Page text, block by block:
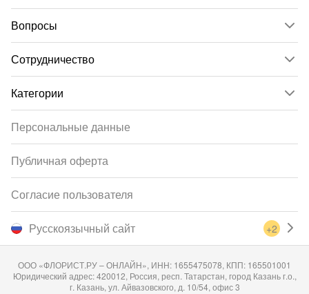
Вопросы
Сотрудничество
Категории
Русскоязычный сайт +2
Персональные данные
Публичная оферта
Согласие пользователя
ООО «ФЛОРИСТ.РУ – ОНЛАЙН», ИНН: 1655475078, КПП: 165501001
Юридический адрес: 420012, Россия, респ. Татарстан, город Казань г.о.,
г. Казань, ул. Айвазовского, д. 10/54, офис 3